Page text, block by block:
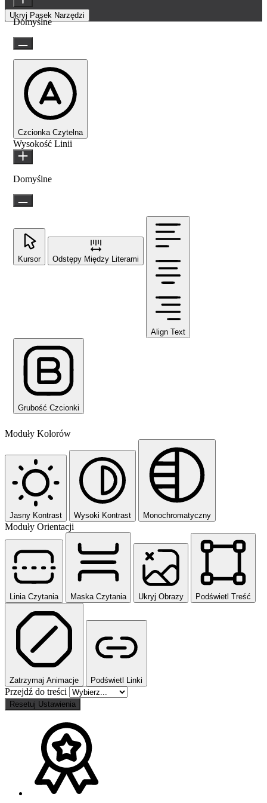
Ukryj Pasek Narzędzi
Domyślne
Czcionka Czytelna
Wysokość Linii
Domyślne
Kursor Odstępy Między Literami
Align Text
Grubość Czcionki
Moduły Kolorów
Jasny Kontrast Wysoki Kontrast Monochromatyczny
Moduły Orientacji
Linia Czytania Maska Czytania Ukryj Obrazy Podświetl Treść
Zatrzymaj Animacje Podświetl Linki
Przejdź do treści
Resetuj Ustawienia